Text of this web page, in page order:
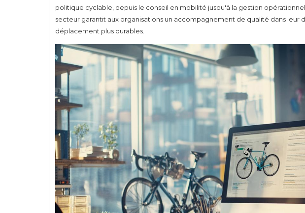
politique cyclable, depuis le conseil en mobilité jusqu'à la gestion
secteur garantit aux organisations un accompagnement de qualité dans leur
déplacement plus durables.